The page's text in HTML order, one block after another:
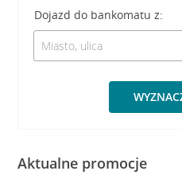
Dojazd do bankomatu z:
Aktualne promocje